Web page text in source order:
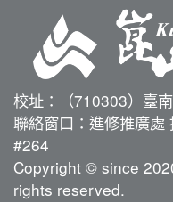
校址：（710303）臺
聯絡窗口：進修推廣
#264
Copyright © since
rights reserved.